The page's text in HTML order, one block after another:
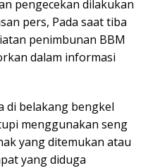
pengecekan dilakukan
pers, Pada saat tiba
penimbunan BBM
dalam informasi
di belakang bengkel
menggunakan seng
yang ditemukan atau
yang diduga